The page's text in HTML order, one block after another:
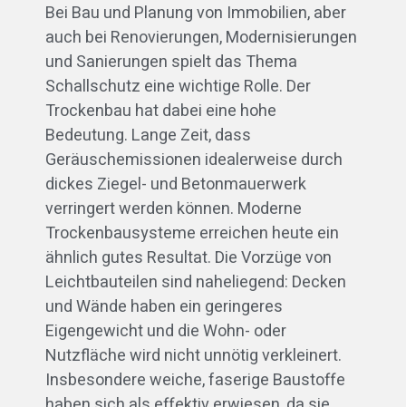
Bei Bau und Planung von Immobilien, aber
auch bei Renovierungen, Modernisierungen
und Sanierungen spielt das Thema
Schallschutz eine wichtige Rolle. Der
Trockenbau hat dabei eine hohe
Bedeutung. Lange Zeit, dass
Geräuschemissionen idealerweise durch
dickes Ziegel- und Betonmauerwerk
verringert werden können. Moderne
Trockenbausysteme erreichen heute ein
ähnlich gutes Resultat. Die Vorzüge von
Leichtbauteilen sind naheliegend: Decken
und Wände haben ein geringeres
Eigengewicht und die Wohn- oder
Nutzfläche wird nicht unnötig verkleinert.
Insbesondere weiche, faserige Baustoffe